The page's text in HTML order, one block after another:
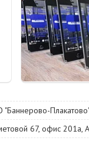
"Баннерово-
67, офис 201а,